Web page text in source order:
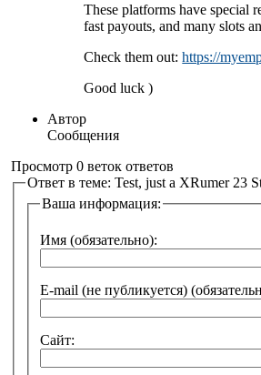
These platforms have special
fast payouts, and many slots
Check them out:https://
Good luck )
Автор
Сообщения
Просмотр 0 веток ответов
Ответ в теме: Test, just a XRumer 23
Ваша информация:
Имя (обязательно):
E-mail (не публикуется)
Сайт: